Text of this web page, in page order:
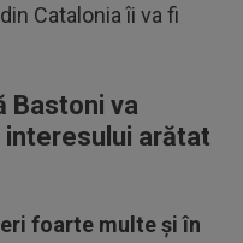
Catalonia îi va fi
Bastoni va
interesului arătat
foarte multe și în